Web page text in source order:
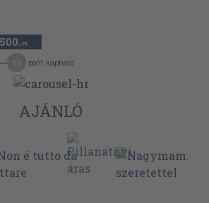
,-Ft
pont kapható
AJÁNLÓ